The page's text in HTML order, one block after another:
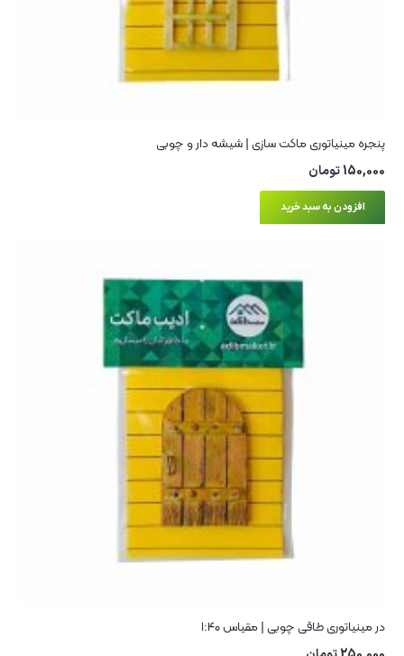
پنجره مینیاتوری ماکت سازی | شیشه دار و چوبی
150,000تومان
افزودن به سبد خرید
در مینیاتوری طاقی چوبی | مقیاس ۱:۴۰